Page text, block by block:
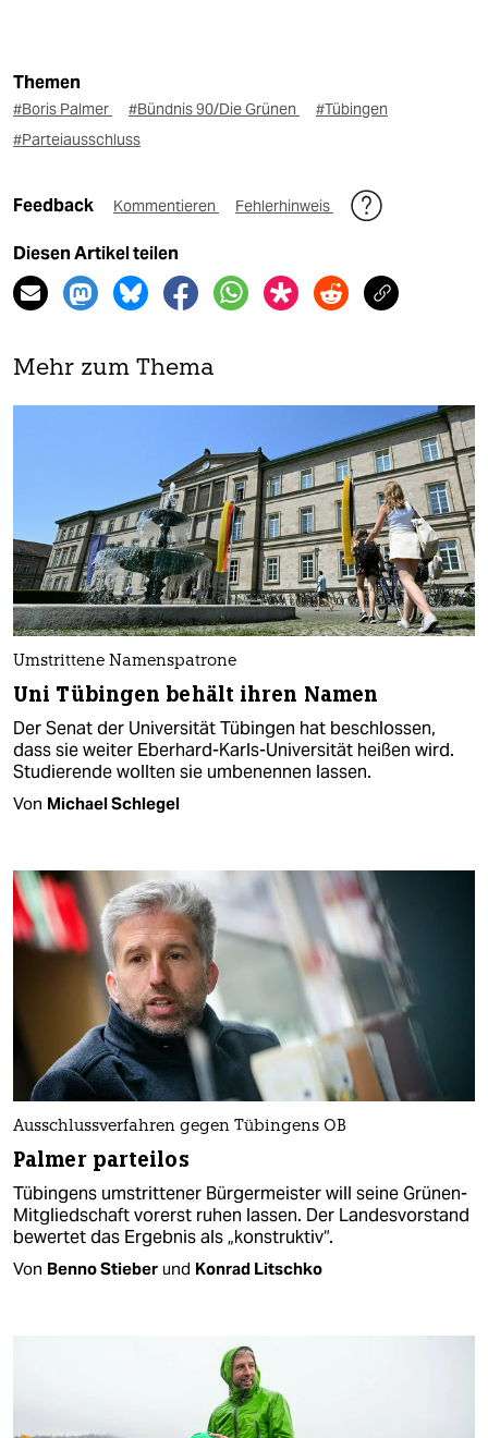
Themen
#Boris Palmer #Bündnis 90/Die Grünen
#Tübingen
#Parteiausschluss
Feedback Kommentieren Fehlerhinweis
Diesen Artikel teilen
Mehr zum Thema
Umstrittene Namenspatrone
Uni Tübingen behält ihren Namen
Der Senat der Universität Tübingen hat beschlossen,
dass sie weiter Eberhard-Karls-Universität heißen wird.
Studierende wollten sie umbenennen lassen.
Von Michael Schlegel
Ausschlussverfahren gegen Tübingens OB
Palmer parteilos
Tübingens umstrittener Bürgermeister will seine Grünen-
Mitgliedschaft vorerst ruhen lassen. Der Landesvorstand
bewertet das Ergebnis als „konstruktiv“.
Von Benno Stieber und Konrad Litschko